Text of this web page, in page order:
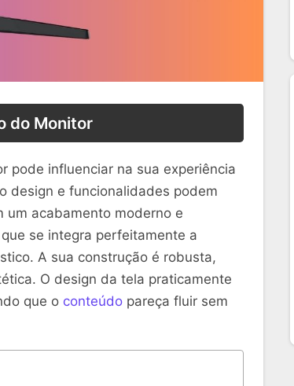
do Monitor
pode influenciar na sua experiência
design e funcionalidades podem
um acabamento moderno e
se integra perfeitamente a
A sua construção é robusta,
O design da tela praticamente
que o conteúdopareça fluir sem